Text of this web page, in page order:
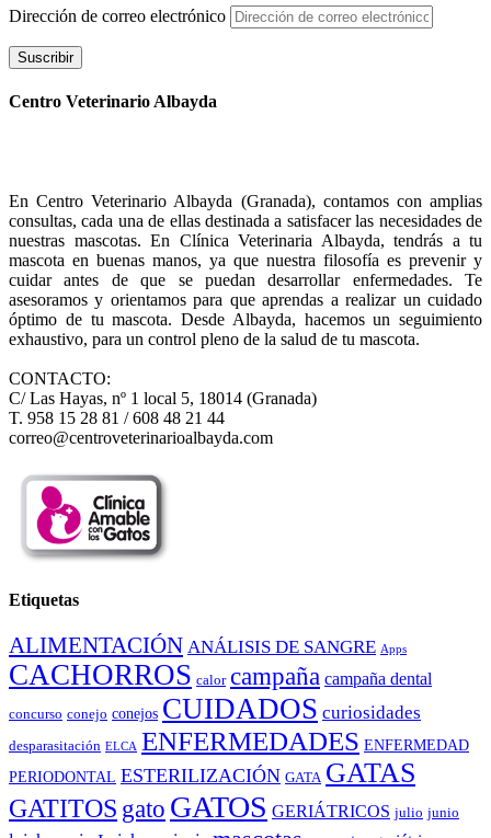
Dirección de correo electrónico
Suscribir
Centro Veterinario Albayda
En Centro Veterinario Albayda (Granada), contamos con amplias
consultas, cada una de ellas destinada a satisfacer las necesidades de
nuestras mascotas. En Clínica Veterinaria Albayda, tendrás a tu
mascota en buenas manos, ya que nuestra filosofía es prevenir y
cuidar antes de que se puedan desarrollar enfermedades. Te
asesoramos y orientamos para que aprendas a realizar un cuidado
óptimo de tu mascota. Desde Albayda, hacemos un seguimiento
exhaustivo, para un control pleno de la salud de tu mascota.
CONTACTO:
C/ Las Hayas, nº 1 local 5, 18014 (Granada)
T. 958 15 28 81 / 608 48 21 44
correo@centroveterinarioalbayda.com
Etiquetas
ALIMENTACIÓN ANÁLISIS DE SANGRE Apps
CACHORROS calor campaña campaña dental
concurso conejo conejos CUIDADOS curiosidades
desparasitación ELCA ENFERMEDADES ENFERMEDAD
PERIODONTAL ESTERILIZACIÓN GATA GATAS
GATITOS gato GATOS GERIÁTRICOS julio junio